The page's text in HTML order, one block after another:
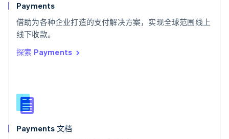
Payments
借助为各种企业打造的支付解决方案，实现全球范围线上
线下收款。
探索 Payments
Payments 文档
泰国
ไทยEnglish
希腊
English
西班牙
新西兰
English
匈牙利
English